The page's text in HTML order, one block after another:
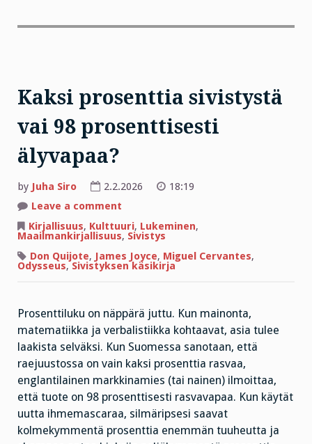
Kaksi prosenttia sivistystä
vai 98 prosenttisesti
älyvapaa?
by Juha Siro 2.2.2026
18:19
Leave a comment
prosenttia
sivistystä
vai
98
prosenttisesti
älyvapaa?
Kirjallisuus, Kulttuuri, Lukeminen,
Maailmankirjallisuus, Sivistys
Don Quijote, James Joyce, Miguel Cervantes,
Odysseus,Sivistyksen käsikirja
Prosenttiluku on näppärä juttu. Kun mainonta,
matematiikka ja verbalistiikka kohtaavat, asia tulee
laakista selväksi. Kun Suomessa sanotaan, että
raejuustossa on vain kaksi prosenttia rasvaa,
englantilainen markkinamies (tai nainen) ilmoittaa,
että tuote on 98 prosenttisesti rasvavapaa. Kun käytät
uutta ihmemascaraa, silmäripsesi saavat
kolmekymmentä prosenttia enemmän tuuheutta ja